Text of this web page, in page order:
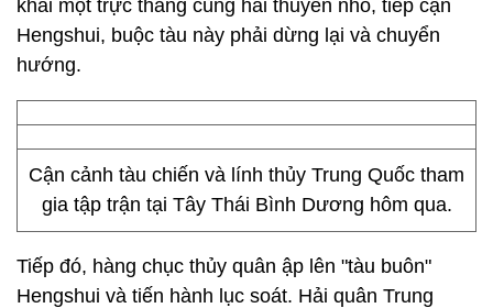
khai một trực thăng cùng hai thuyền nhỏ, tiếp cận
Hengshui, buộc tàu này phải dừng lại và chuyển
hướng.
Cận cảnh tàu chiến và lính thủy Trung Quốc tham
gia tập trận tại Tây Thái Bình Dương hôm qua.
Tiếp đó, hàng chục thủy quân ập lên "tàu buôn"
Hengshui và tiến hành lục soát. Hải quân Trung